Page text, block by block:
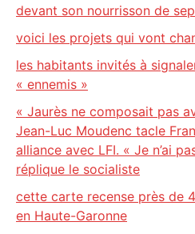
devant son nourrisson de
voici les projets qui vont
les habitants invités à
« ennemis »
« Jaurès ne composait pas
Jean-Luc Moudenc tacle
alliance avec LFI. « Je n’ai
réplique le socialiste
cette carte recense près de
en Haute-Garonne